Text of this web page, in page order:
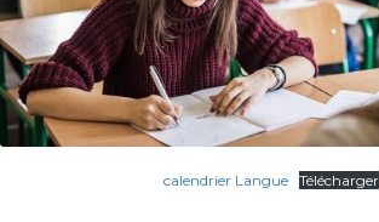
calendrier Langue Télécharger